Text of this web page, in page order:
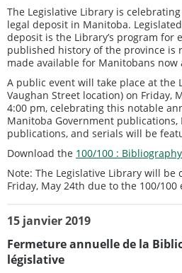
The Legislative Library is
legal deposit in Manitoba.
deposit is the Library’s program for
published history of the province is
made available for Manitobans
A public event will take place at the
Vaughan Street location) on Friday,
4:00 pm, celebrating this notable
Manitoba Government
publications, and serials will be
Download the 100/100 : Bibliography
Note: The Legislative Library will be
Friday, May 24th due to the 100/100
15 janvier 2019
Fermeture annuelle de la
législative